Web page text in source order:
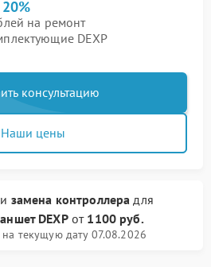
20%
на ремонт
DEXP
консультацию
Наши цены
замена контроллера для
DEXPот 1100 руб.
текущую дату 07.08.2026